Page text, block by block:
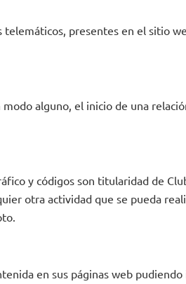
presentes en el sitio
alguno, el inicio de una
y códigos son titularidad de
otra actividad que se pueda
en sus páginas web